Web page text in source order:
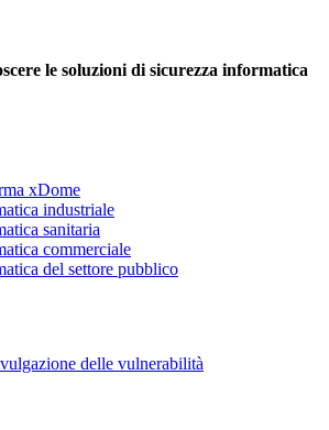
le soluzioni di sicurezza informatica
xDome
industriale
sanitaria
commerciale
del settore pubblico
delle vulnerabilità